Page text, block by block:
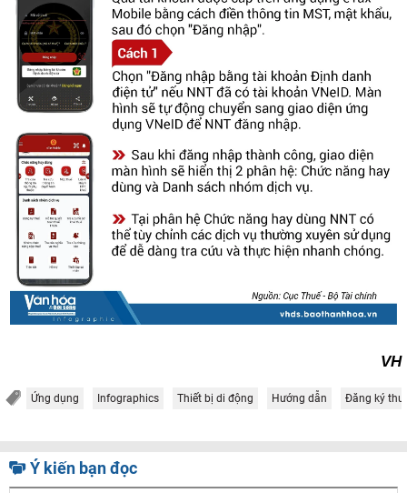
VH
Ứng dụng Infographics Thiết bị di động Hướng dẫn Đăng ký
Ý kiến bạn đọc